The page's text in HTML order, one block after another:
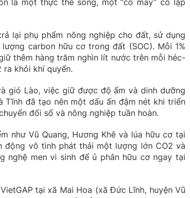
là một thực thể sống, một “cỗ máy” cô lập
lại phụ phẩm nông nghiệp cho đất, sử dụng
carbon hữu cơ trong đất (SOC). Mỗi 1%
thêm hàng trăm nghìn lít nước trên mỗi héc-
khỏi khí quyển.
gió Lào, việc giữ được độ ẩm và dinh dưỡng
đã tạo nên một dấu ấn đậm nét khi triển
đổi số và nông nghiệp tuần hoàn.
như Vũ Quang, Hương Khê và lúa hữu cơ tại
động vô tình phát thải một lượng lớn CO2 và
nghệ men vi sinh để ủ phân hữu cơ ngay tại
tại xã Mai Hoa (xã Đức Lĩnh, huyện Vũ